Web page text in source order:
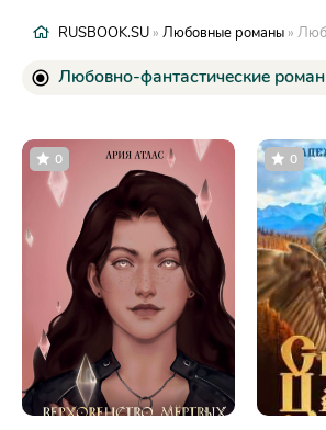
RUSBOOK.SU » Любовные романы »
Любовно-фантастические
0 0